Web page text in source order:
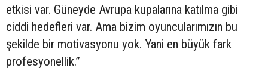
etkisi var. Güneyde Avrupa kupalarına katılma gibi
ciddi hedefleri var. Ama bizim oyuncularımızın bu
şekilde bir motivasyonu yok. Yani en büyük fark
profesyonellik.”